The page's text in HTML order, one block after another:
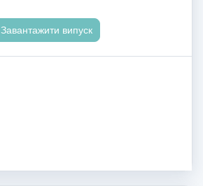
Завантажити випуск